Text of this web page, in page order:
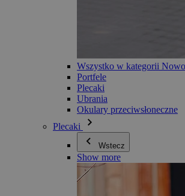
Wszystko w kategorii
Portfele
Plecaki
Ubrania
Okulary przeciwsłoneczne
Plecaki
Wstecz
Show more